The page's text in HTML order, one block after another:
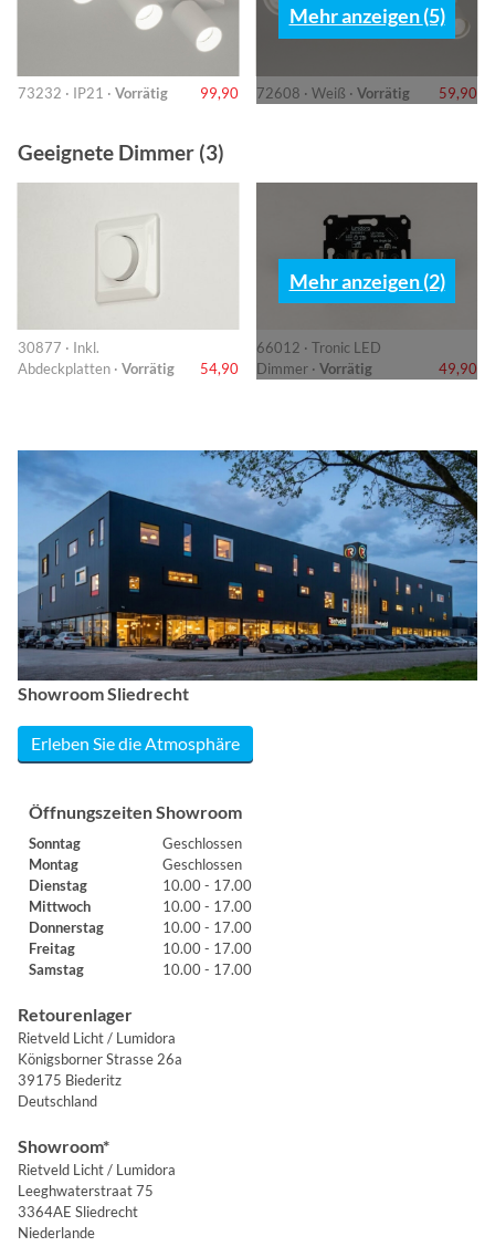
73232 · IP21 · Vorrätig 99,90 72608 · Weiß · Vorrätig 59,90
Mehr anzeigen (5)
Geeignete Dimmer (3)
30877 · Inkl.
Abdeckplatten · Vorrätig 54,90
66012 · Tronic LED
Dimmer · Vorrätig 49,90
Mehr anzeigen (2)
Showroom Sliedrecht
Erleben Sie die Atmosphäre
Öffnungszeiten Showroom
Sonntag
Geschlossen
Montag
Geschlossen
Dienstag
10.00 - 17.00
Mittwoch
10.00 - 17.00
Donnerstag
10.00 - 17.00
Freitag
10.00 - 17.00
Samstag
10.00 - 17.00
Retourenlager
Rietveld Licht / Lumidora
Königsborner Strasse 26a
39175 Biederitz
Deutschland
Showroom*
Rietveld Licht / Lumidora
Leeghwaterstraat 75
3364AE Sliedrecht
Niederlande